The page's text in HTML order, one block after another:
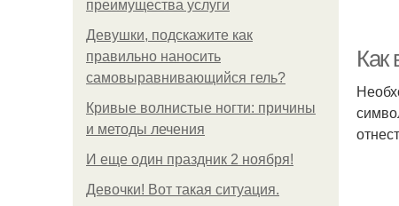
преимущества услуги
Девушки, подскажите как
правильно наносить
самовыравнивающийся гель?
Кривые волнистые ногти: причины
и методы лечения
И еще один праздник 2 ноября!
Девочки! Вот такая ситуация.
Как